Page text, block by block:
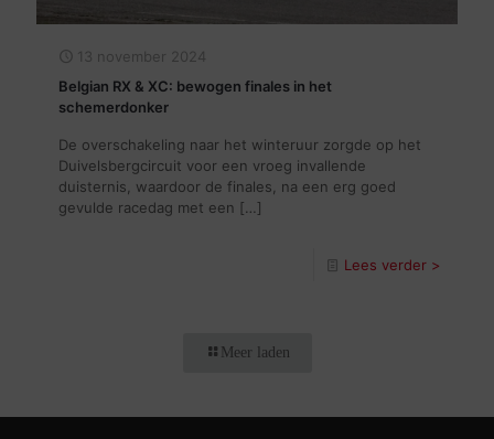
13 november 2024
Belgian RX & XC: bewogen finales in het
schemerdonker
De overschakeling naar het winteruur zorgde op het
Duivelsbergcircuit voor een vroeg invallende
duisternis, waardoor de finales, na een erg goed
gevulde racedag met een […]
Lees verder >
Meer laden